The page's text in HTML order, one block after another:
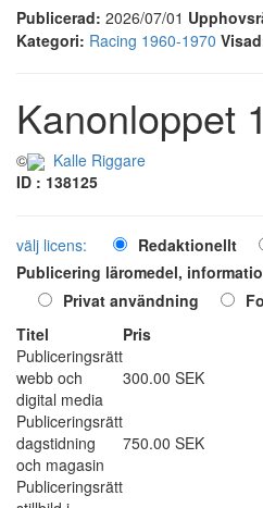
Publicerad: 2026/07/01
Kategori: Racing 1960-1970
Kanonloppet
©
Kalle Riggare
ID : 138125
välj licens: Redaktionellt
Publicering läromedel,
Privat användning
Titel
Pris
Publiceringsrätt
webb och
digital media
300.00 SEK
Publiceringsrätt
dagstidning
och magasin
750.00 SEK
Publiceringsrätt